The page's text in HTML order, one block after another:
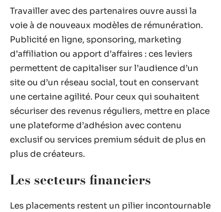
Travailler avec des partenaires ouvre aussi la
voie à de nouveaux modèles de rémunération.
Publicité en ligne, sponsoring, marketing
d’affiliation ou apport d’affaires : ces leviers
permettent de capitaliser sur l’audience d’un
site ou d’un réseau social, tout en conservant
une certaine agilité. Pour ceux qui souhaitent
sécuriser des revenus réguliers, mettre en place
une plateforme d’adhésion avec contenu
exclusif ou services premium séduit de plus en
plus de créateurs.
Les secteurs financiers
Les placements restent un pilier incontournable